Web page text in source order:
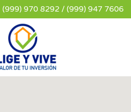
(999) 970 8292 / (999) 947 7606